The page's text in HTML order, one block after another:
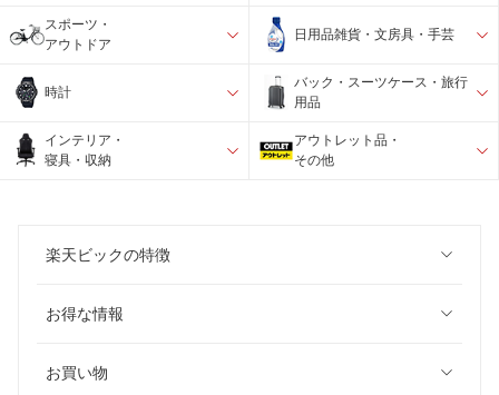
スポーツ・
アウトドア
日用品雑貨・文房具・手芸
時計
バック・スーツケース・旅行
用品
インテリア・
寝具・収納
アウトレット品・
その他
楽天ビックの特徴
お得な情報
お買い物